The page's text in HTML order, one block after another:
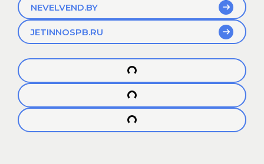
NEVELVEND.BY
JETINNOSPB.RU